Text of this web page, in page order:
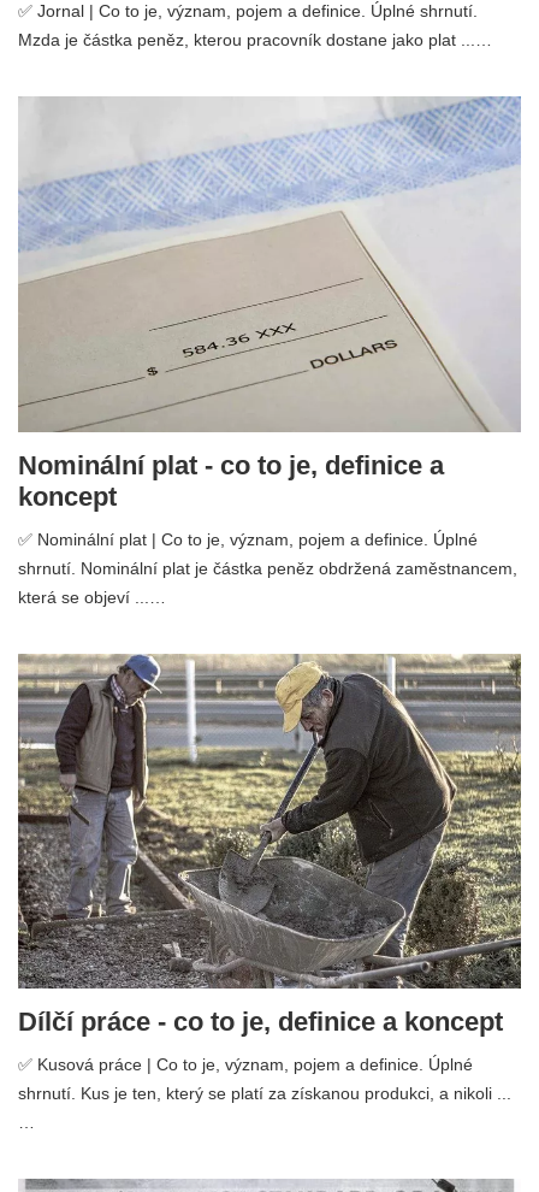
✅ Jornal | Co to je, význam, pojem a definice. Úplné shrnutí.
Mzda je částka peněz, kterou pracovník dostane jako plat ...…
Nominální plat - co to je, definice a
koncept
✅ Nominální plat | Co to je, význam, pojem a definice. Úplné
shrnutí. Nominální plat je částka peněz obdržená zaměstnancem,
která se objeví ...…
Dílčí práce - co to je, definice a koncept
✅ Kusová práce | Co to je, význam, pojem a definice. Úplné
shrnutí. Kus je ten, který se platí za získanou produkci, a nikoli ...